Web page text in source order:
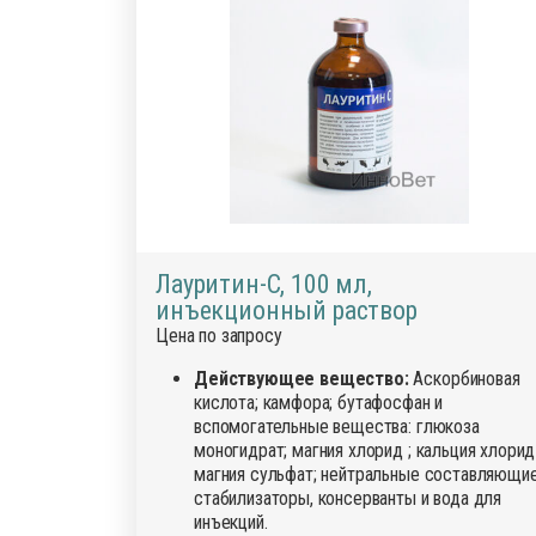
Лауритин-С, 100 мл,
инъекционный раствор
Цена по запросу
Действующее вещество:Аскорбиновая
кислота; камфора; бутафосфан и
вспомогательные вещества: глюкоза
моногидрат; магния хлорид ; кальция
магния сульфат; нейтральные
стабилизаторы, консерванты и вода для
инъекций.